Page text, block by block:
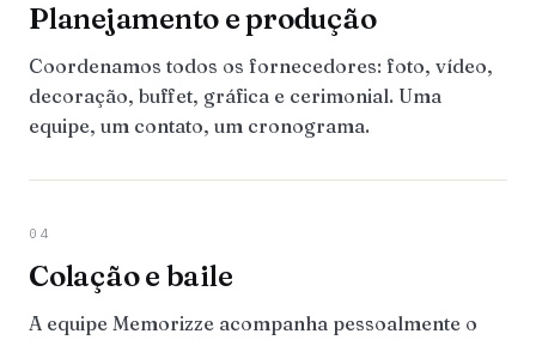
Planejamento e produção
Coordenamos todos os fornecedores: foto, vídeo,
decoração, buffet, gráfica e cerimonial. Uma
equipe, um contato, um cronograma.
04
Colação e baile
A equipe Memorizze acompanha pessoalmente o